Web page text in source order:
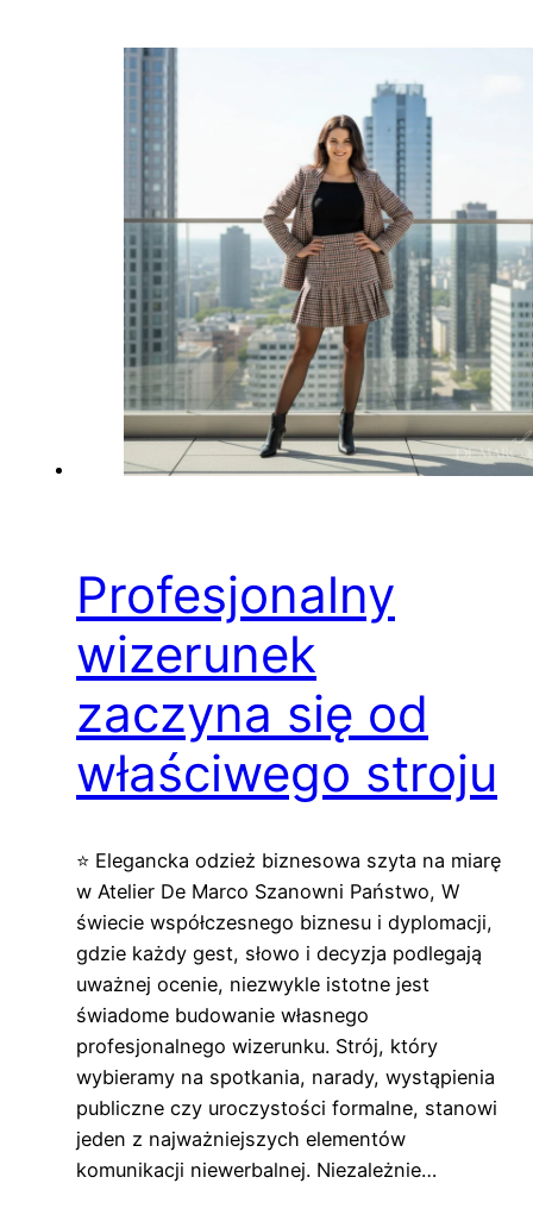
Profesjonalny
wizerunek
zaczyna się od
właściwego stroju
⭐ Elegancka odzież biznesowa szyta na miarę
w Atelier De Marco Szanowni Państwo, W
świecie współczesnego biznesu i dyplomacji,
gdzie każdy gest, słowo i decyzja podlegają
uważnej ocenie, niezwykle istotne jest
świadome budowanie własnego
profesjonalnego wizerunku. Strój, który
wybieramy na spotkania, narady, wystąpienia
publiczne czy uroczystości formalne, stanowi
jeden z najważniejszych elementów
komunikacji niewerbalnej. Niezależnie…